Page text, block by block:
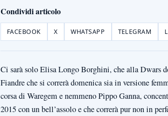
Condividi articolo
FACEBOOK X WHATSAPP TELEGRAM
Ci sarà solo Elisa Longo Borghini, che alla Dwars
Fiandre che si correrà domenica sia in versione
corsa di Waregem e nemmeno Pippo Ganna,
2015 con un bell’assolo e che correrà pur non in